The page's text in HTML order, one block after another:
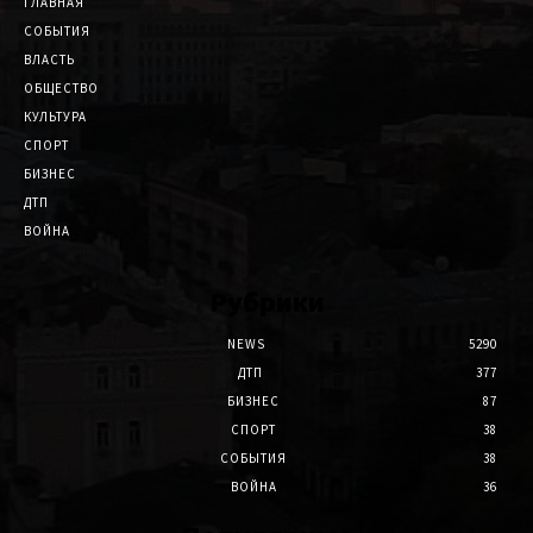
СОБЫТИЯ
ВЛАСТЬ
ОБЩЕСТВО
КУЛЬТУРА
СПОРТ
БИЗНЕС
ДТП
ВОЙНА
NEWS
5290
ДТП
377
БИЗНЕС
87
СПОРТ
38
СОБЫТИЯ
38
ВОЙНА
36